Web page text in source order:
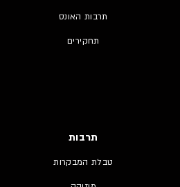
תרבות האונס
תחקירים
תרבות
טבלת המבקרות